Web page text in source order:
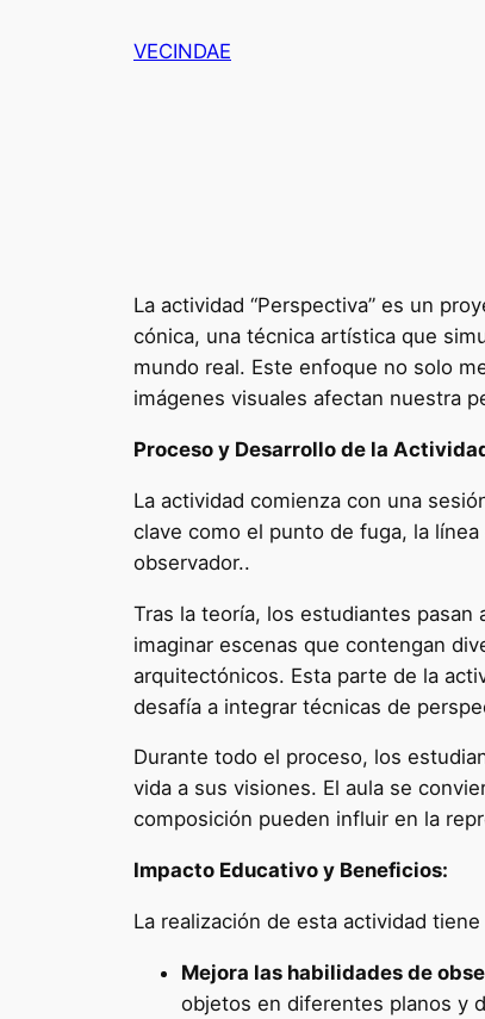
VECINDAE
La actividad “Perspectiva” es un
cónica, una técnica artística que
mundo real. Este enfoque no solo
imágenes visuales afectan nuestra
Proceso y Desarrollo de la
La actividad comienza con una
clave como el punto de fuga, la
observador..
Tras la teoría, los estudiantes pasan
imaginar escenas que contengan
arquitectónicos. Esta parte de la
desafía a integrar técnicas de
Durante todo el proceso, los
vida a sus visiones. El aula se
composición pueden influir en la
Impacto Educativo y Beneficios:
La realización de esta actividad
Mejora las habilidades de
objetos en diferentes planos y